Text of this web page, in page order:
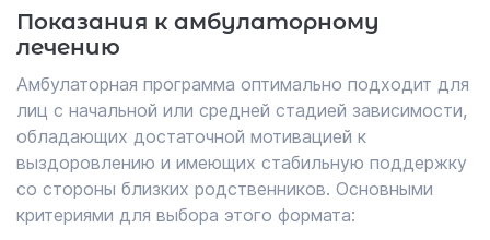
Показания к амбулаторному
лечению
Амбулаторная программа оптимально подходит для
лиц с начальной или средней стадией зависимости,
обладающих достаточной мотивацией к
выздоровлению и имеющих стабильную поддержку
со стороны близких родственников. Основными
критериями для выбора этого формата: